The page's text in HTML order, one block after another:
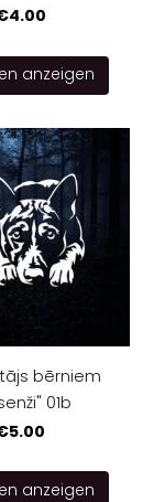
anzeigen
bērniem
01b
anzeigen